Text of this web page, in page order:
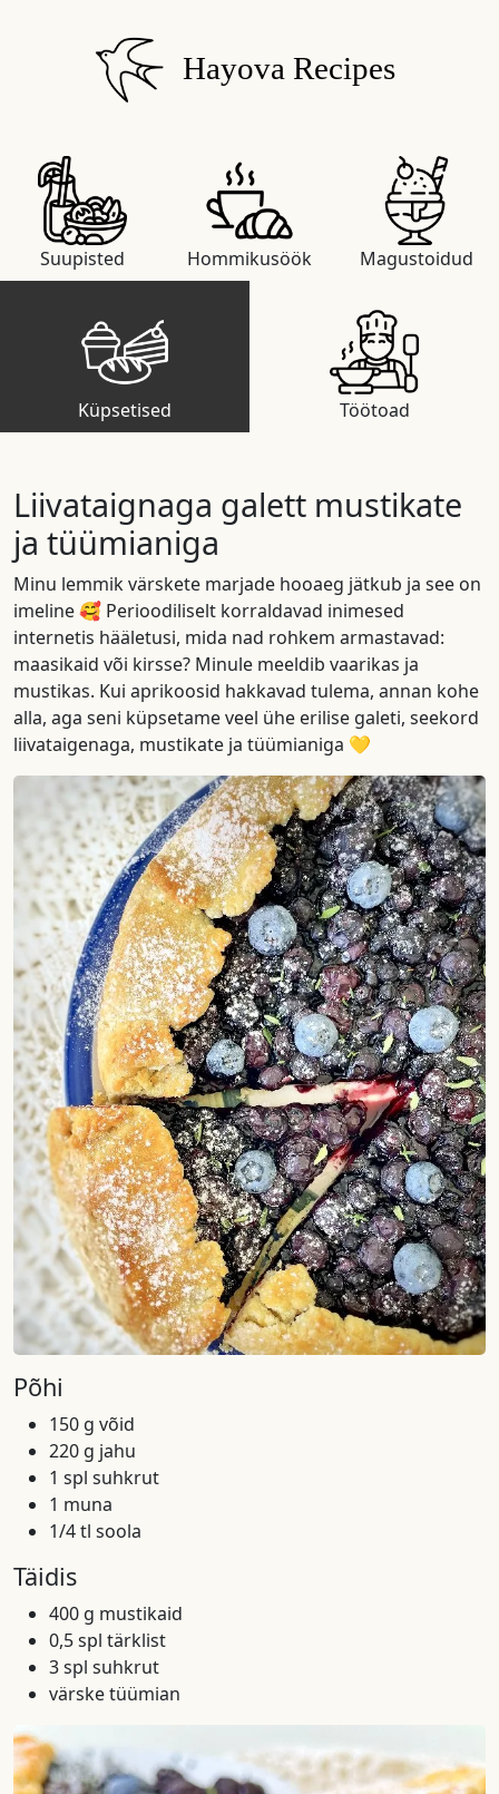
Hayova Recipes
Suupisted Hommikusöök Magustoidud
Küpsetised Töötoad
Liivataignaga galett mustikate
ja tüümianiga
Minu lemmik värskete marjade hooaeg jätkub ja see on
imeline 🥰 Perioodiliselt korraldavad inimesed
internetis hääletusi, mida nad rohkem armastavad:
maasikaid või kirsse? Minule meeldib vaarikas ja
mustikas. Kui aprikoosid hakkavad tulema, annan kohe
alla, aga seni küpsetame veel ühe erilise galeti, seekord
liivataigenaga, mustikate ja tüümianiga 💛
Põhi
150 g võid
220 g jahu
1 spl suhkrut
1 muna
1/4 tl soola
Täidis
400 g mustikaid
0,5 spl tärklist
3 spl suhkrut
värske tüümian